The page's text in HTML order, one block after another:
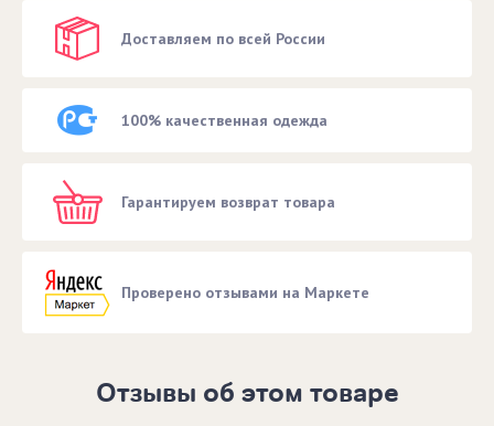
Доставляем по всей России
100% качественная одежда
Гарантируем возврат товара
Проверено отзывами на Маркете
Отзывы об этом товаре